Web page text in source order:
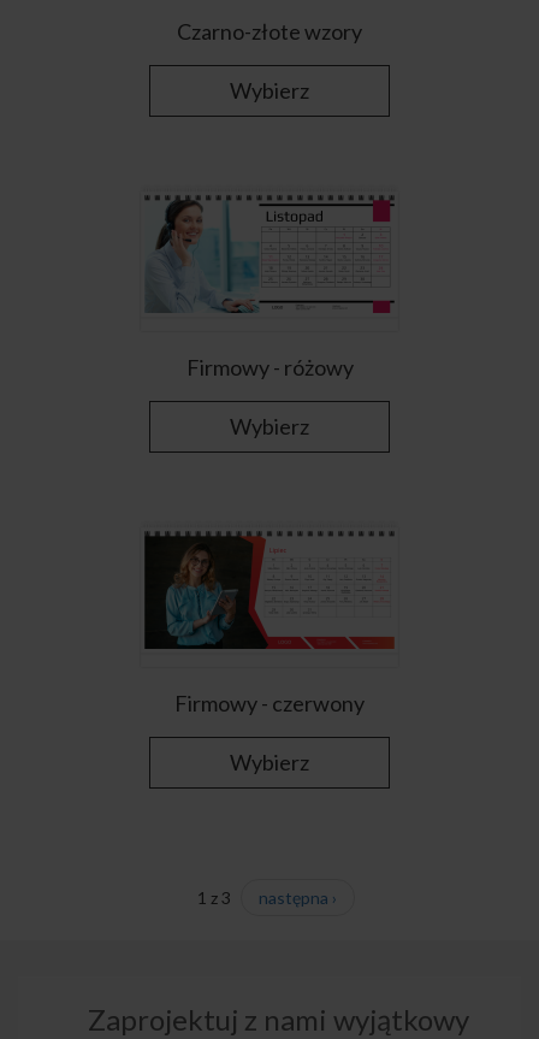
Czarno-złote wzory
Wybierz
Firmowy - różowy
Wybierz
Firmowy - czerwony
Wybierz
1 z 3 następna ›
Zaprojektuj z nami wyjątkowy